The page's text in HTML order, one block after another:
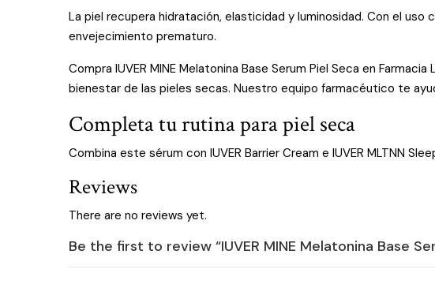
La piel recupera hidratación, elasticidad y luminosidad. Con el
envejecimiento prematuro.
Compra IUVER MINE Melatonina Base Serum Piel Seca en
bienestar de las pieles secas. Nuestro equipo farmacéutico te
Completa tu rutina para piel seca
Combina este sérum con IUVER Barrier Cream e IUVER MLTNN
Reviews
There are no reviews yet.
Be the first to review “IUVER MINE Melatonina Base